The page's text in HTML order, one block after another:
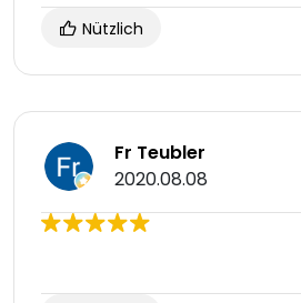
Nützlich
Fr Teubler
2020.08.08